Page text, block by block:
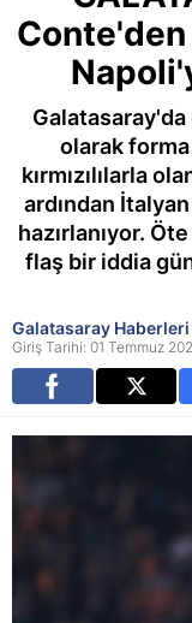
Conte'den
olarak
kırmızılılarla
ardından
hazırlanıyor.
flaş bir iddia
Galatasaray Haberleri
Giriş Tarihi: 01 Temmuz